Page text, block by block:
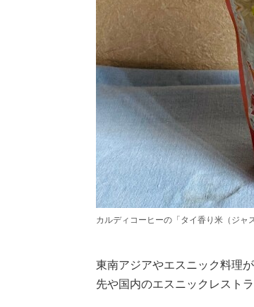
カルディコーヒーの「タイ香り米（ジャ
東南アジアやエスニック料理
先や国内のエスニックレスト